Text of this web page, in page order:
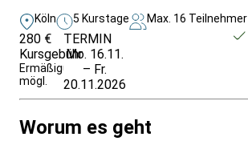
Köln 5 Kurstage Max. 16 Teilnehmer
280 €
Kursgebühr
Ermäßigung
mögl.
TERMIN
Mo. 16.11.
– Fr.
20.11.2026
Worum es geht